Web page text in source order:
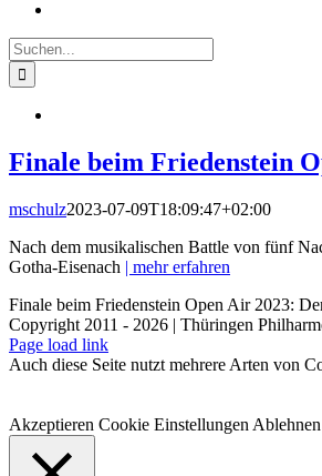
Suche
nach:
Finale beim Friedenstein
mschulz2023-07-09T18:09:47+02:00
Nach dem musikalischen Battle von fünf
Gotha-Eisenach | mehr erfahren
Finale beim Friedenstein Open Air 2023:
Copyright 2011 - 2026 | Thüringen
Facebook
Instagram
WhatsApp
YouTube
E-
Mail
Telefon
Page load link
Auch diese Seite nutzt mehrere Arten von
Akzeptieren Cookie Einstellungen Ablehnen